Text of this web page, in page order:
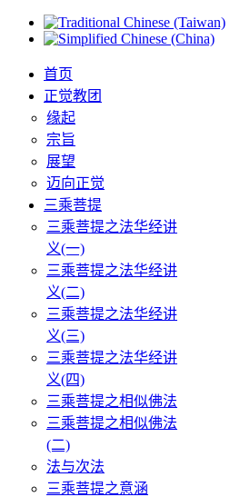
首页
正觉教团
缘起
宗旨
展望
迈向正觉
三乘菩提
三乘菩提之法华经讲
义(一)
三乘菩提之法华经讲
义(二)
三乘菩提之法华经讲
义(三)
三乘菩提之法华经讲
义(四)
三乘菩提之相似佛法
三乘菩提之相似佛法
(二)
法与次法
三乘菩提之意涵